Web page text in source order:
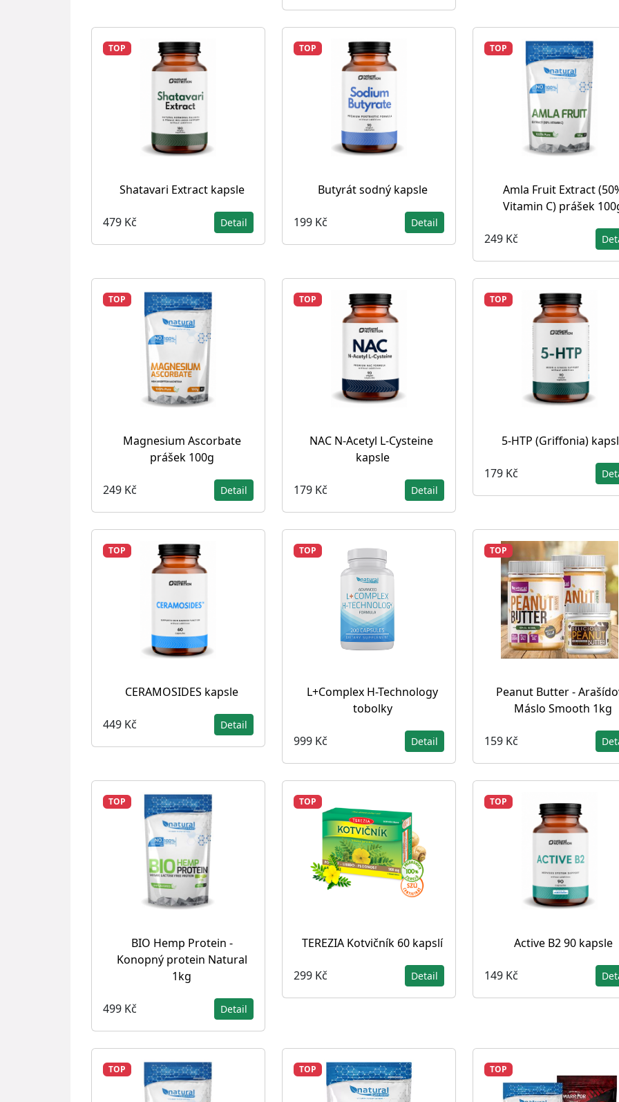
TOP
Shatavari Extract kapsle
479 Kč Detail
TOP
Butyrát sodný kapsle
199 Kč Detail
TOP
Amla Fruit Extract
Vitamin C) prášek
249 Kč
TOP
Magnesium Ascorbate
prášek 100g
249 Kč Detail
TOP
NAC N-Acetyl L-Cysteine ​​
kapsle
179 Kč Detail
TOP
5-HTP (Griffonia)
179 Kč
TOP
CERAMOSIDES kapsle
449 Kč Detail
TOP
L+Complex H-Technology
tobolky
999 Kč Detail
TOP
Peanut Butter -
Máslo Smooth 1kg
159 Kč
TOP
BIO Hemp Protein -
Konopný protein Natural
1kg
499 Kč Detail
TOP
TEREZIA Kotvičník 60 kapslí
299 Kč Detail
TOP
Active B2 90 kapsle
149 Kč
TOP TOP TOP